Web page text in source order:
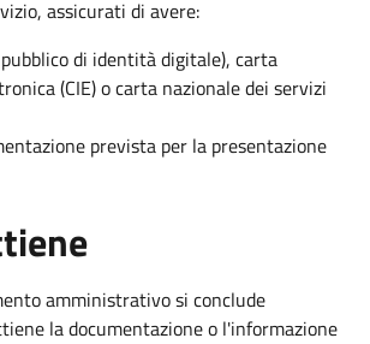
assicurati di avere:
di identità digitale), carta
(CIE) o carta nazionale dei servizi
prevista per la presentazione
amministrativo si conclude
la documentazione o l'informazione